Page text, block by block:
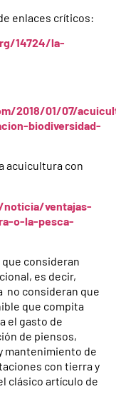
enlaces críticos:
14724/la-
2018/01/07/
biodiversidad-
acuicultura con
ventajas-
o-la-pesca-
consideran
es decir,
no consideran que
que compita
el gasto de
de piensos,
mantenimiento de
con tierra y
clásico artículo de